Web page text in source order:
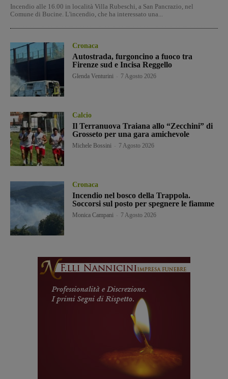
Incendio alle 16.00 in località Villa Rubeschi, a San Pancrazio, nel
Comune di Bucine. L'incendio, che ha interessato una...
Cronaca
Autostrada, furgoncino a fuoco tra
Firenze sud e Incisa Reggello
Glenda Venturini 7 Agosto 2026
Calcio
Il Terranuova Traiana allo “Zecchini” di
Grosseto per una gara amichevole
Michele Bossini 7 Agosto 2026
Cronaca
Incendio nel bosco della Trappola.
Soccorsi sul posto per spegnere le fiamme
Monica Campani 7 Agosto 2026